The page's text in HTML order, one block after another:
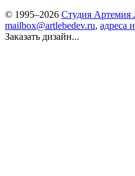
© 1995–2026 Студия Артемия
mailbox@artlebedev.ru, адреса
Заказать дизайн...